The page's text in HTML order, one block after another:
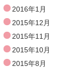
2016年1月
2015年12月
2015年11月
2015年10月
2015年8月